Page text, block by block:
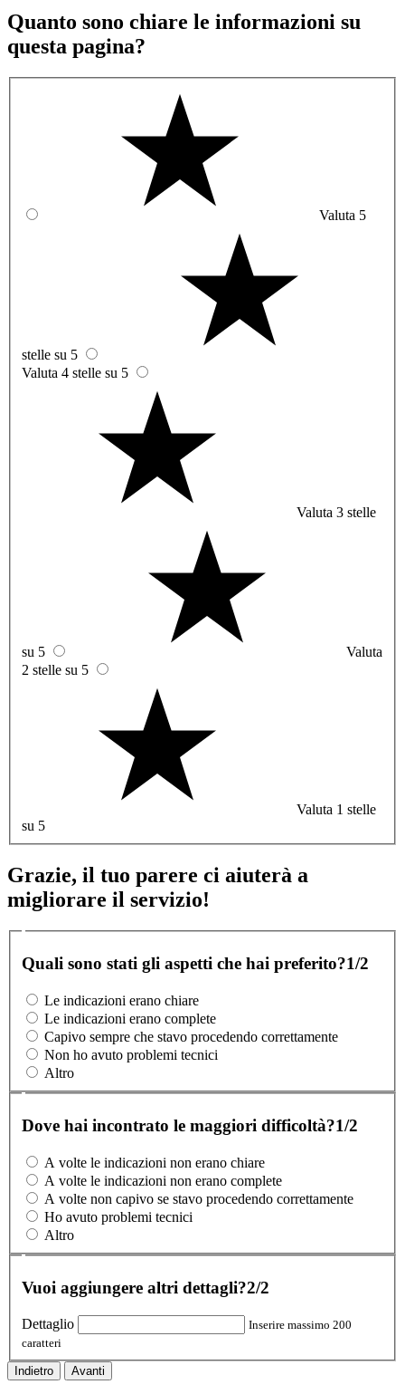
Quanto sono chiare le informazioni su
questa pagina?
Valuta 5
stelle su 5
Valuta 4 stelle su 5
Valuta 3 stelle
su 5
Valuta
2 stelle su 5
Valuta 1 stelle
su 5
Grazie, il tuo parere ci aiuterà a
migliorare il servizio!
Quali sono stati gli aspetti che hai preferito?1/2
Le indicazioni erano chiare
Le indicazioni erano complete
Capivo sempre che stavo procedendo correttamente
Non ho avuto problemi tecnici
Altro
Dove hai incontrato le maggiori difficoltà?1/2
A volte le indicazioni non erano chiare
A volte le indicazioni non erano complete
A volte non capivo se stavo procedendo correttamente
Ho avuto problemi tecnici
Altro
Vuoi aggiungere altri dettagli?2/2
Dettaglio
Inserire massimo 200
caratteri
Indietro Avanti